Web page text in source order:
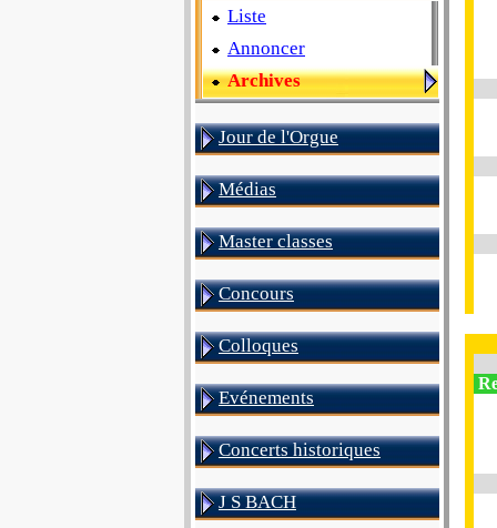
Liste
Annoncer
Archives
Jour de l'Orgue
Médias
Master classes
Concours
Colloques
Evénements
Concerts historiques
J S BACH